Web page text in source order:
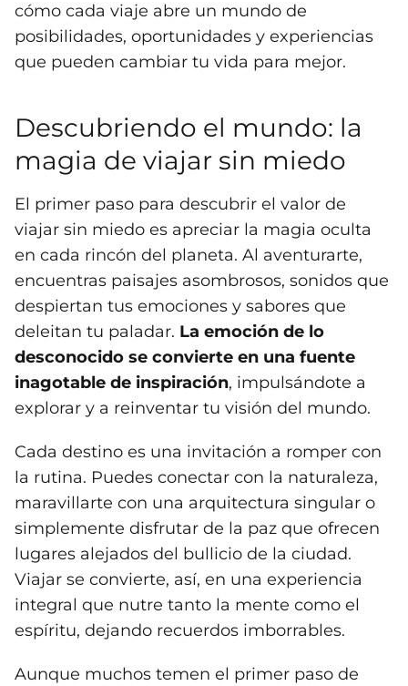
cómo cada viaje abre un mundo de
posibilidades, oportunidades y experiencias
que pueden cambiar tu vida para mejor.
Descubriendo el mundo: la
magia de viajar sin miedo
El primer paso para descubrir el valor de
viajar sin miedo es apreciar la magia oculta
en cada rincón del planeta. Al aventurarte,
encuentras paisajes asombrosos, sonidos que
despiertan tus emociones y sabores que
deleitan tu paladar. La emoción de lo
desconocido se convierte en una fuente
inagotable de inspiración, impulsándote a
explorar y a reinventar tu visión del mundo.
Cada destino es una invitación a romper con
la rutina. Puedes conectar con la naturaleza,
maravillarte con una arquitectura singular o
simplemente disfrutar de la paz que ofrecen
lugares alejados del bullicio de la ciudad.
Viajar se convierte, así, en una experiencia
integral que nutre tanto la mente como el
espíritu, dejando recuerdos imborrables.
Aunque muchos temen el primer paso de